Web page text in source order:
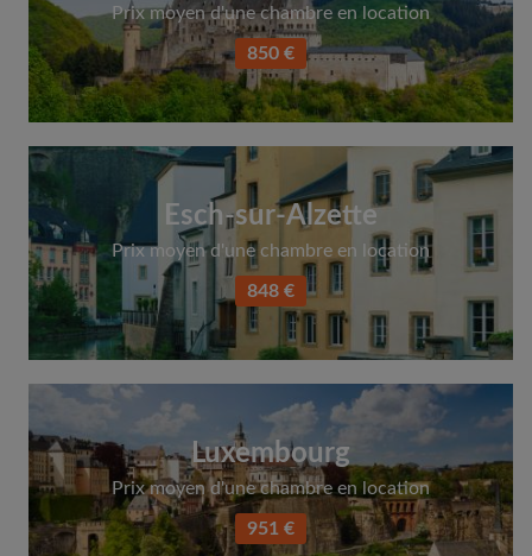
Prix moyen d'une chambre en location
850 €
Esch-sur-Alzette
Prix moyen d'une chambre en location
848 €
Luxembourg
Prix moyen d'une chambre en location
951 €